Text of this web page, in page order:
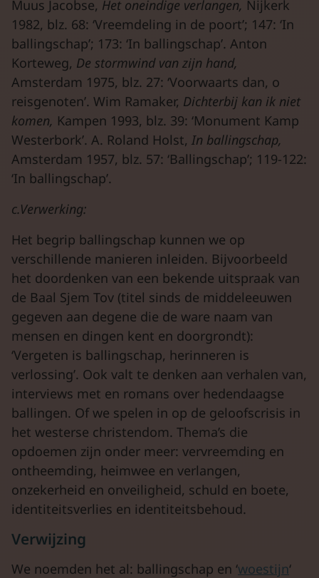
Muus Jacobse, Het oneindige verlangen, Nijkerk
1982, blz. 68: ‘Vreemdeling in de poort’; 147: ‘In
ballingschap’; 173: ‘In ballingschap’. Anton
Korteweg, De stormwind van zijn hand,
Amsterdam 1975, blz. 27: ‘Voorwaarts dan, o
reisgenoten’. Wim Ramaker, Dichterbij kan ik niet
komen, Kampen 1993, blz. 39: ‘Monument Kamp
Westerbork’. A. Roland Holst, In ballingschap,
Amsterdam 1957, blz. 57: ‘Ballingschap’; 119-122:
‘In ballingschap’.
c.Verwerking:
Het begrip ballingschap kunnen we op
verschillende manieren inleiden. Bijvoorbeeld
het doordenken van een bekende uitspraak van
de Baal Sjem Tov (titel sinds de middeleeuwen
gegeven aan degene die de ware naam van
mensen en dingen kent en doorgrondt):
‘Vergeten is ballingschap, herinneren is
verlossing’. Ook valt te denken aan verhalen van,
interviews met en romans over hedendaagse
ballingen. Of we spelen in op de geloofscrisis in
het westerse christendom. Thema’s die
opdoemen zijn onder meer: vervreemding en
ontheemding, heimwee en verlangen,
onzekerheid en onveiligheid, schuld en boete,
identiteitsverlies en identiteitsbehoud.
Verwijzing
We noemden het al: ballingschap en ‘woestijn‘